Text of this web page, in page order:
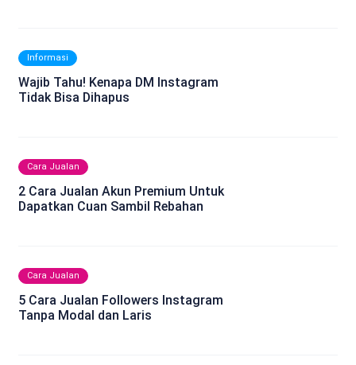
Informasi
Wajib Tahu! Kenapa DM Instagram
Tidak Bisa Dihapus
Cara Jualan
2 Cara Jualan Akun Premium Untuk
Dapatkan Cuan Sambil Rebahan
Cara Jualan
5 Cara Jualan Followers Instagram
Tanpa Modal dan Laris